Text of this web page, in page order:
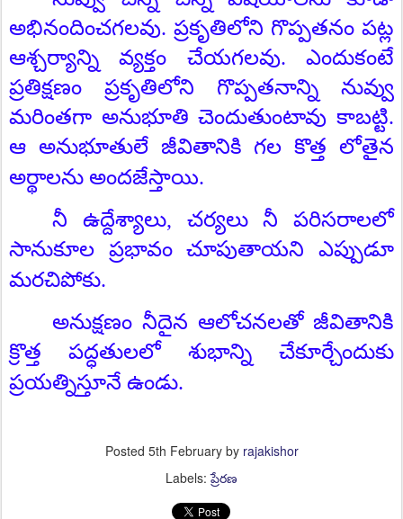
అభినందించగలవు. ప్రకృతిలోని గొప్పతనం పట్ల
ఆశ్చర్యాన్ని వ్యక్తం చేయగలవు. ఎందుకంటే
ప్రతిక్షణం ప్రకృతిలోని గొప్పతనాన్ని నువ్వు
మరింతగా అనుభూతి చెందుతుంటావు కాబట్టి.
ఆ అనుభూతులే జీవితానికి గల కొత్త లోతైన
అర్థాలను అందజేస్తాయి.
నీ ఉద్దేశ్యాలు, చర్యలు నీ పరిసరాలలో
సానుకూల ప్రభావం చూపుతాయని ఎప్పుడూ
మరచిపోకు.
అనుక్షణం నీదైన ఆలోచనలతో జీవితానికి
క్రొత్త పద్ధతులలో శుభాన్ని చేకూర్చేందుకు
ప్రయత్నిస్తూనే ఉండు.
Posted 5th Februaryby rajakishor
Labels:ప్రేరణ